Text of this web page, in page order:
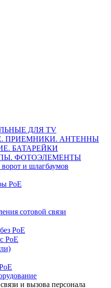
ДЛЯ TV
ПРИЕМНИКИ. АНТЕННЫ
БАТАРЕЙКИ
ФОТОЭЛЕМЕНТЫ
и шлагбаумов
РоЕ
сотовой связи
РоЕ
РоЕ
и вызова персонала